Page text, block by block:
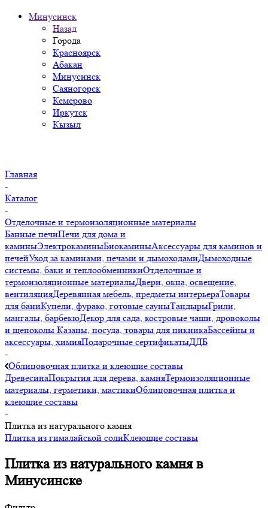
Минусинск
Назад
Города
Красноярск
Абакан
Минусинск
Саяногорск
Кемерово
Иркутск
Кызыл
Главная
-
Каталог
-
Отделочные и термоизоляционные материалы
Банные печиПечи для дома и
каминыЭлектрокаминыБиокаминыАксессуары для каминов и
печейУход за каминами, печами и дымоходамиДымоходные
системы, баки и теплообменникиОтделочные и
термоизоляционные материалыДвери, окна, освещение,
вентиляцияДеревянная мебель, предметы интерьераТовары
для баниКупели, фурако, готовые сауныТандырыГрили,
мангалы, барбекюДекор для сада, костровые чаши, дровоколы
и щепоколы Казаны, посуда, товары для пикникаБассейны и
аксессуары, химияПодарочные сертификатыДДБ
-
Облицовочная плитка и клеющие составы
ДревесинаПокрытия для дерева, камняТермоизоляционные
материалы, герметики, мастикиОблицовочная плитка и
клеющие составы
-
Плитка из натурального камня
Плитка из гималайской солиКлеющие составы
Плитка из натурального камня в
Минусинске